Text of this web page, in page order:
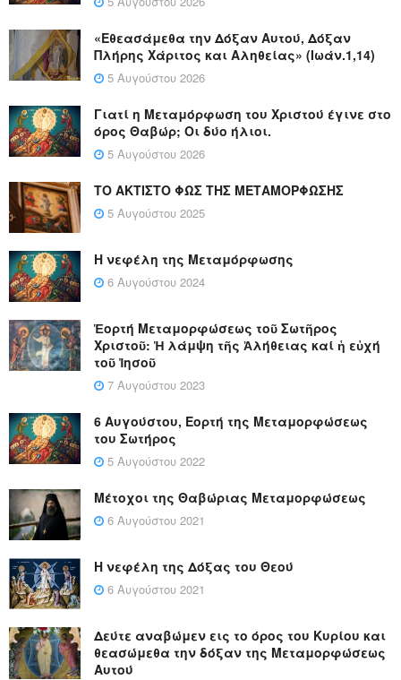
«Εθεασάμεθα την Δόξαν Αυτού, Δόξαν
Πλήρης Χάριτος και Αληθείας» (Ιωάν.1,14)
5 Αυγούστου 2026
Γιατί η Μεταμόρφωση του Χριστού έγινε στο
όρος Θαβώρ; Οι δύο ήλιοι.
5 Αυγούστου 2026
ΤΟ ΑΚΤΙΣΤΟ ΦΩΣ ΤΗΣ ΜΕΤΑΜΟΡΦΩΣΗΣ
5 Αυγούστου 2025
Η νεφέλη της Μεταμόρφωσης
6 Αυγούστου 2024
Ἑορτή Μεταμορφώσεως τοῦ Σωτῆρος
Χριστοῦ: Ἡ λάμψη τῆς Ἀλήθειας καί ἡ εὐχή
τοῦ Ἰησοῦ
7 Αυγούστου 2023
6 Αυγούστου, Εορτή της Μεταμορφώσεως
του Σωτήρος
5 Αυγούστου 2022
Μέτοχοι της Θαβώριας Μεταμορφώσεως
6 Αυγούστου 2021
Η νεφέλη της Δόξας του Θεού
6 Αυγούστου 2021
Δεύτε αναβώμεν εις το όρος του Κυρίου και
θεασώμεθα την δόξαν της Μεταμορφώσεως
Αυτού